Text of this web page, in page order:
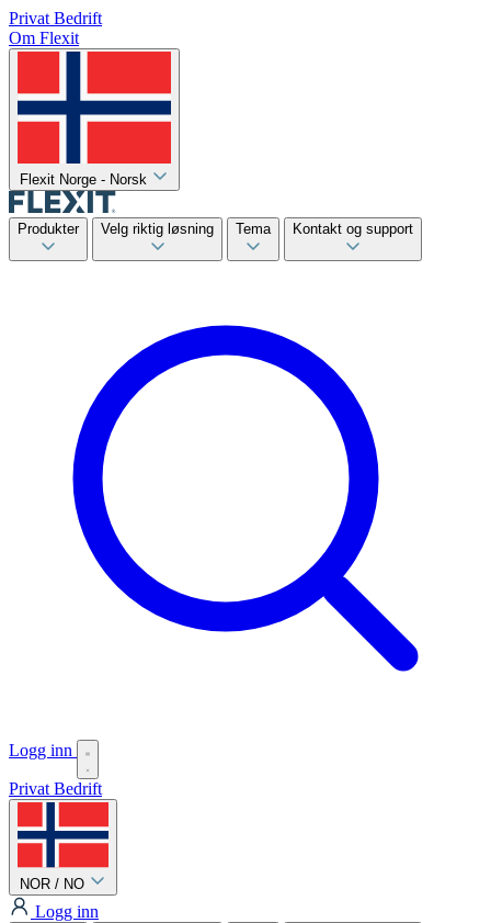
Privat Bedrift
Om Flexit
Flexit Norge - Norsk
Produkter Velg riktig løsning Tema Kontakt og support
Logg inn
Privat Bedrift
NOR / NO
Logg inn